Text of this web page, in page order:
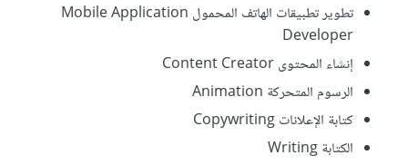
تطوير تطبيقات الهاتف المحمول Mobile Application
Developer
إنشاء المحتوى Content Creator
الرسوم المتحركة Animation
كتابة الإعلانات Copywriting
الكتابة Writing